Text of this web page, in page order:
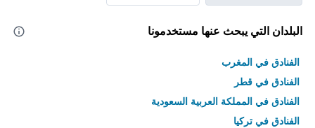
البلدان التي يبحث عنها مستخدمونا
الفنادق في المغرب
الفنادق في قطر
الفنادق في المملكة العربية السعودية
الفنادق في تركيا